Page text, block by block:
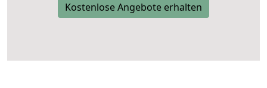
Kostenlose Angebote erhalten